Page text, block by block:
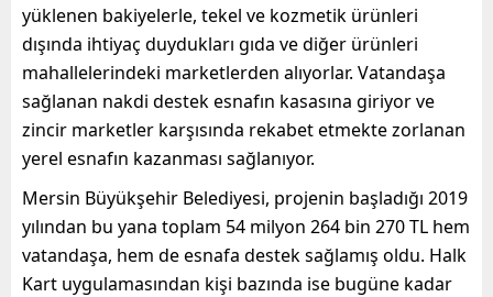
yüklenen bakiyelerle, tekel ve kozmetik ürünleri
dışında ihtiyaç duydukları gıda ve diğer ürünleri
mahallelerindeki marketlerden alıyorlar. Vatandaşa
sağlanan nakdi destek esnafın kasasına giriyor ve
zincir marketler karşısında rekabet etmekte zorlanan
yerel esnafın kazanması sağlanıyor.
Mersin Büyükşehir Belediyesi, projenin başladığı 2019
yılından bu yana toplam 54 milyon 264 bin 270 TL hem
vatandaşa, hem de esnafa destek sağlamış oldu. Halk
Kart uygulamasından kişi bazında ise bugüne kadar